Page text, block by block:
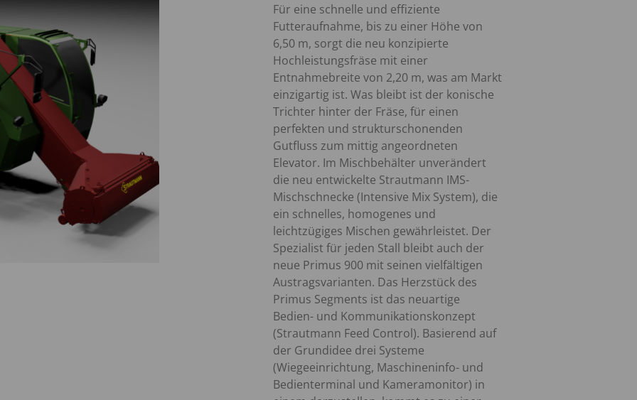
Für eine schnelle und effiziente
Futteraufnahme, bis zu einer Höhe von
6,50 m, sorgt die neu konzipierte
Hochleistungsfräse mit einer
Entnahmebreite von 2,20 m, was am Markt
einzigartig ist. Was bleibt ist der konische
Trichter hinter der Fräse, für einen
perfekten und strukturschonenden
Gutfluss zum mittig angeordneten
Elevator. Im Mischbehälter unverändert
die neu entwickelte Strautmann IMS-
Mischschnecke (Intensive Mix System), die
ein schnelles, homogenes und
leichtzügiges Mischen gewährleistet. Der
Spezialist für jeden Stall bleibt auch der
neue Primus 900 mit seinen vielfältigen
Austragsvarianten. Das Herzstück des
Primus Segments ist das neuartige
Bedien- und Kommunikationskonzept
(Strautmann Feed Control). Basierend auf
der Grundidee drei Systeme
(Wiegeeinrichtung, Maschineninfo- und
Bedienterminal und Kameramonitor) in